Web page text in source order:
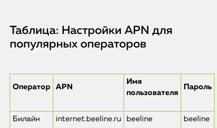
Таблица: Настройки APN для
популярных операторов
Оператор APN
Имя
пользователя
Пароль
Билайн internet.beeline.ru beeline beeline